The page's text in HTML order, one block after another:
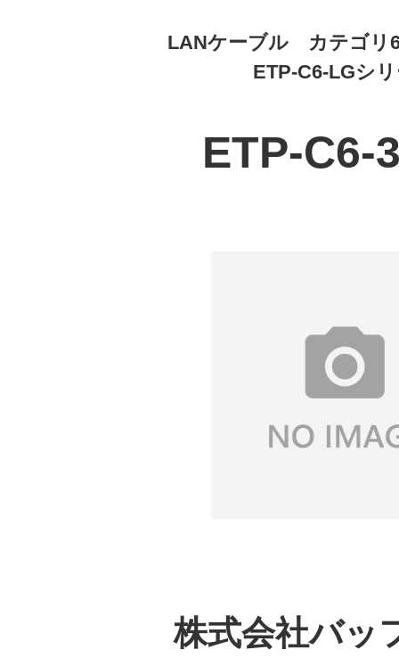
LANケーブル カテゴ
ETP-C6-LGシ
ETP-C6-
株式会社バッ